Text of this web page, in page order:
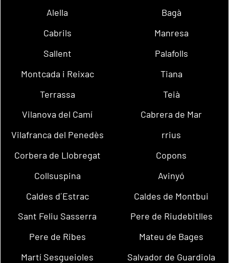
Alella
Bagà
Cabrils
Manresa
Sallent
Palafolls
Montcada i Reixac
Tiana
Terrassa
Teià
Vilanova del Camí
Cabrera de Mar
Vilafranca del Penedès
rrius
Corbera de Llobregat
Copons
Collsuspina
Avinyó
Caldes d´Estrac
Caldes de Montbui
Sant Feliu Sasserra
Pere de Riudebitlles
Pere de Ribes
Mateu de Bages
Martí Sesgueioles
Salvador de Guardiola